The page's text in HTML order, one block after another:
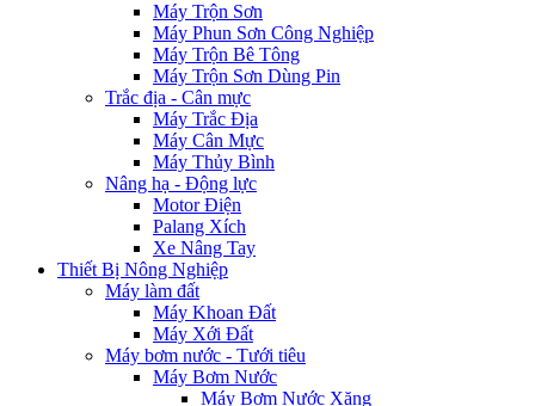
Máy Trộn Sơn
Máy Phun Sơn Công Nghiệp
Máy Trộn Bê Tông
Máy Trộn Sơn Dùng Pin
Trắc địa - Cân mực
Máy Trắc Địa
Máy Cân Mực
Máy Thủy Bình
Nâng hạ - Động lực
Motor Điện
Palang Xích
Xe Nâng Tay
Thiết Bị Nông Nghiệp
Máy làm đất
Máy Khoan Đất
Máy Xới Đất
Máy bơm nước - Tưới tiêu
Máy Bơm Nước
Máy Bơm Nước Xăng